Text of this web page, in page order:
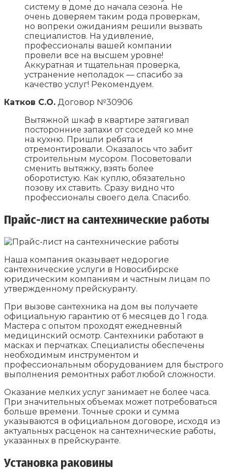
систему в доме до начала сезона. Не
очень доверяем таким рода проверкам,
но вопреки ожиданиям решили вызвать
специалистов. На удивление,
профессионалы вашей компании
провели все на высшем уровне!
Аккуратная и тщательная проверка,
устранение неполадок — спасибо за
качество услуг! Рекомендуем.
Катков С.О. Договор №30906
Вытяжной шкаф в квартире затягивал
посторонние запахи от соседей ко мне
на кухню. Пришли ребята и
отремонтировали. Оказалось что забит
строительным мусором. Посоветовали
сменить вытяжку, взять более
оборотистую. Как куплю, обязательно
позову их ставить. Сразу видно что
профессионалы своего дела. Спасибо.
Прайс-лист на сантехнические работы
Наша компания оказывает недорогие
сантехнические услуги в Новосибирске
юридическим компаниям и частным лицам по
утвержденному прейскуранту.
При вызове сантехника на дом вы получаете
официальную гарантию от 6 месяцев до 1 года.
Мастера с опытом проходят ежедневный
медицинский осмотр. Сантехники работают в
масках и перчатках. Специалисты обеспечены
необходимым инструментом и
профессиональным оборудованием для быстрого
выполнения ремонтных работ любой сложности.
Оказание мелких услуг занимает не более часа.
При значительных объемах может потребоваться
больше времени. Точные сроки и сумма
указываются в официальном договоре, исходя из
актуальных расценок на сантехнические работы,
указанных в прейскуранте.
Установка раковины